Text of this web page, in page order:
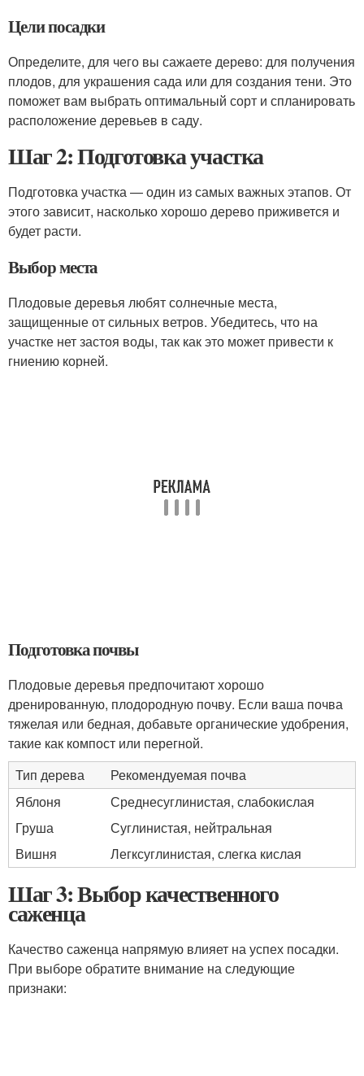
Цели посадки
Определите, для чего вы сажаете дерево: для получения
плодов, для украшения сада или для создания тени. Это
поможет вам выбрать оптимальный сорт и спланировать
расположение деревьев в саду.
Шаг 2: Подготовка участка
Подготовка участка — один из самых важных этапов. От
этого зависит, насколько хорошо дерево приживется и
будет расти.
Выбор места
Плодовые деревья любят солнечные места,
защищенные от сильных ветров. Убедитесь, что на
участке нет застоя воды, так как это может привести к
гниению корней.
Подготовка почвы
Плодовые деревья предпочитают хорошо
дренированную, плодородную почву. Если ваша почва
тяжелая или бедная, добавьте органические удобрения,
такие как компост или перегной.
Тип дерева
Рекомендуемая почва
Яблоня
Среднесуглинистая, слабокислая
Груша
Суглинистая, нейтральная
Вишня
Легксуглинистая, слегка кислая
Шаг 3: Выбор качественного
саженца
Качество саженца напрямую влияет на успех посадки.
При выборе обратите внимание на следующие
признаки: